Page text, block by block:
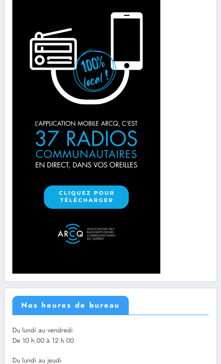
Nos heures de bureau
Du lundi au vendredi
De 10 h 00 à 12 h 00
Du lundi au jeudi